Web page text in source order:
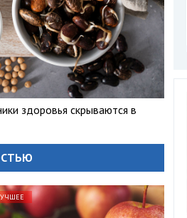
здоровья скрываются в